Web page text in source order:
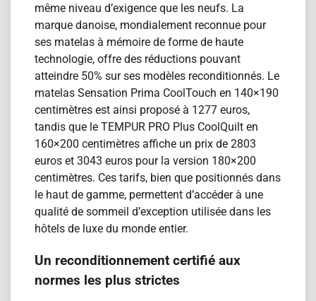
même niveau d’exigence que les neufs. La
marque danoise, mondialement reconnue pour
ses matelas à mémoire de forme de haute
technologie, offre des réductions pouvant
atteindre 50% sur ses modèles reconditionnés. Le
matelas Sensation Prima CoolTouch en 140×190
centimètres est ainsi proposé à 1277 euros,
tandis que le TEMPUR PRO Plus CoolQuilt en
160×200 centimètres affiche un prix de 2803
euros et 3043 euros pour la version 180×200
centimètres. Ces tarifs, bien que positionnés dans
le haut de gamme, permettent d’accéder à une
qualité de sommeil d’exception utilisée dans les
hôtels de luxe du monde entier.
Un reconditionnement certifié aux
normes les plus strictes